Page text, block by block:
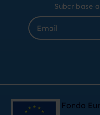
Subcribase
Fondo